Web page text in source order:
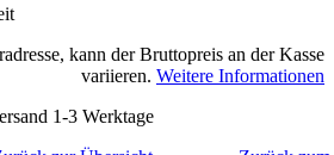
kann der Bruttopreis an der Kasse
variieren. Weitere Informationen
1-3 Werktage